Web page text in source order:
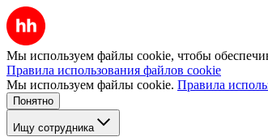
Мы используем файлы cookie, чтобы
Правила использования файлов cookie
Мы используем файлы cookie. Правила
Понятно
Ищу сотрудника